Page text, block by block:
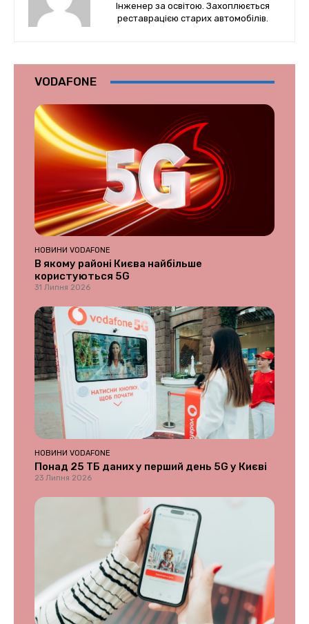
Інженер за освітою. Захоплюється
реставрацією старих автомобілів.
VODAFONE
НОВИНИ VODAFONE
В якому районі Києва найбільше
користуються 5G
31 Липня 2026
НОВИНИ VODAFONE
Понад 25 ТБ даних у перший день 5G у Києві
23 Липня 2026